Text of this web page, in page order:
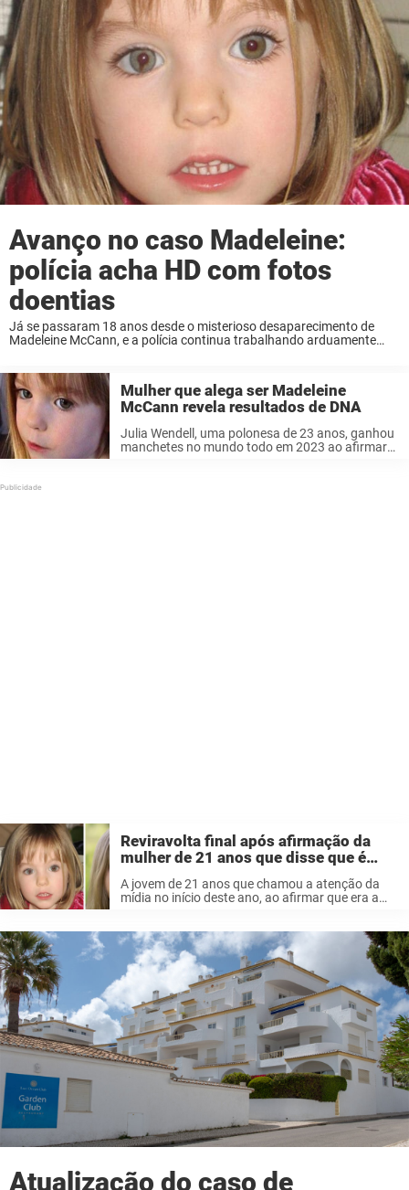
Avanço no caso Madeleine:
polícia acha HD com fotos
doentias
Já se passaram 18 anos desde o misterioso desaparecimento de
Madeleine McCann, e a polícia continua trabalhando arduamente
Mulher que alega ser Madeleine
McCann revela resultados de DNA
Julia Wendell, uma polonesa de 23 anos, ganhou
manchetes no mundo todo em 2023 ao afirmar
Reviravolta final após afirmação da
mulher de 21 anos que disse que é
Madelein McCann – resultados do
teste de DNA confirmados
A jovem de 21 anos que chamou a atenção da
mídia no início deste ano, ao afirmar que era a
aguardado teste de DNA. Julia ...
Atualização do caso de